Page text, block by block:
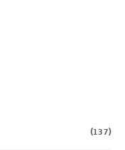
(137)